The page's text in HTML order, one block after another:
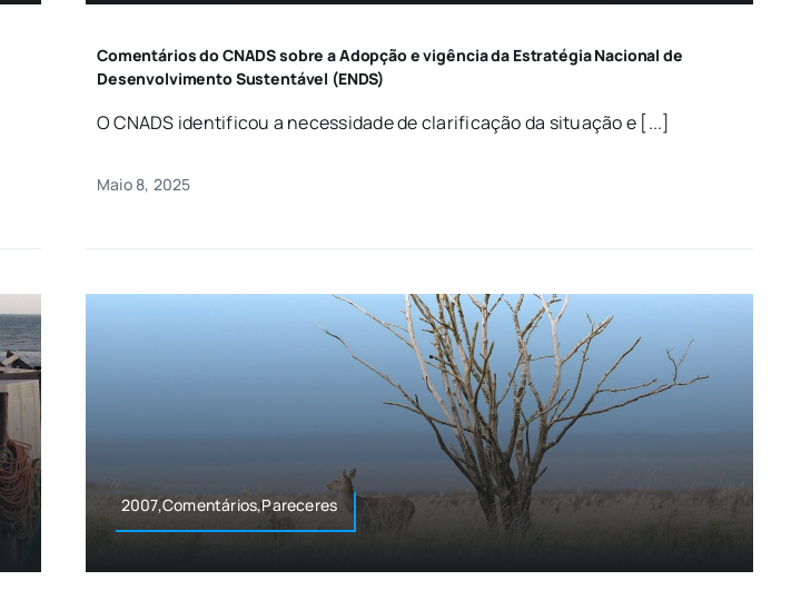
Comentários do CNADS sobre a Adopção e vigência da Estratégia Nacional de
Desenvolvimento Sustentável (ENDS)
O CNADS identificou a necessidade de clarificação da situação e [...]
Maio 8, 2025
2007,Comentários,Pareceres